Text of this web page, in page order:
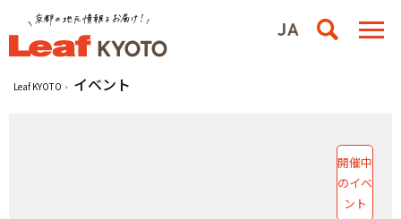
Leaf KYOTO イベント
開催中
のイベ
ント